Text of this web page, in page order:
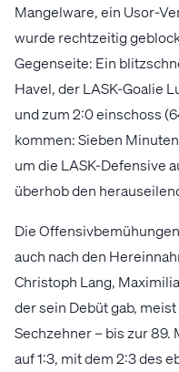
Mangelware, ein Usor-
wurde rechtzeitig
Gegenseite: Ein
Havel, der LASK-Goalie
und zum 2:0 einschoss
kommen: Sieben
um die LASK-Defensive
überhob den
Die
auch nach den
Christoph Lang,
der sein Debüt gab,
Sechzehner – bis zur 89.
auf 1:3, mit dem 2:3 des